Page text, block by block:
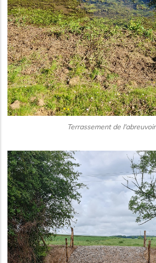
Terrassement de l'abreuvoir